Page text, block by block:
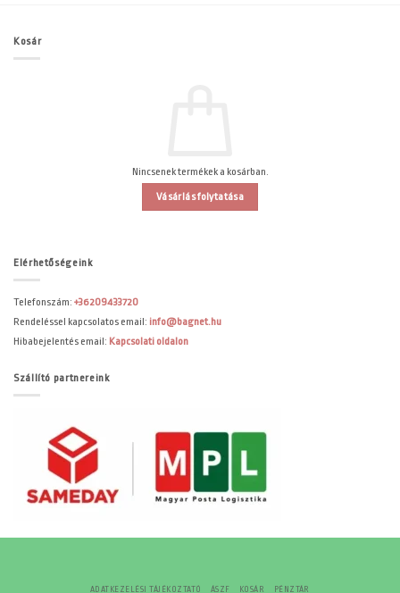
Kosár
Nincsenek termékek a kosárban.
Vásárlás folytatása
Elérhetőségeink
Telefonszám: +36209433720
Rendeléssel kapcsolatos email: info@bagnet.hu
Hibabejelentés email: Kapcsolati oldalon
Szállító partnereink
ADATKEZELÉSI TÁJÉKOZTATÓ ÁSZF KOSÁR PÉNZTÁR